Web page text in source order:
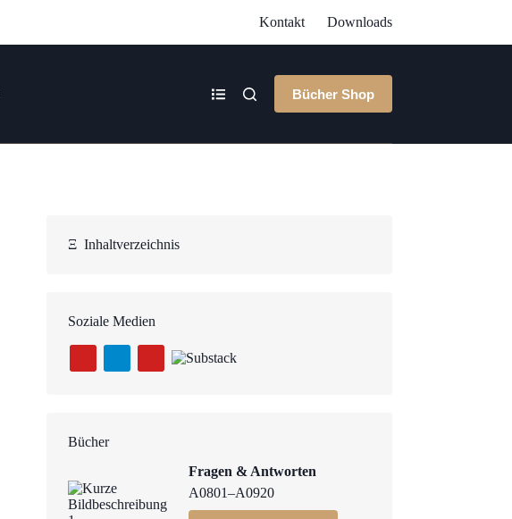
Kontakt Downloads
Bücher Shop
ΞInhaltverzeichnis
Soziale Medien
Bücher
Fragen & Antworten
A0801–A0920